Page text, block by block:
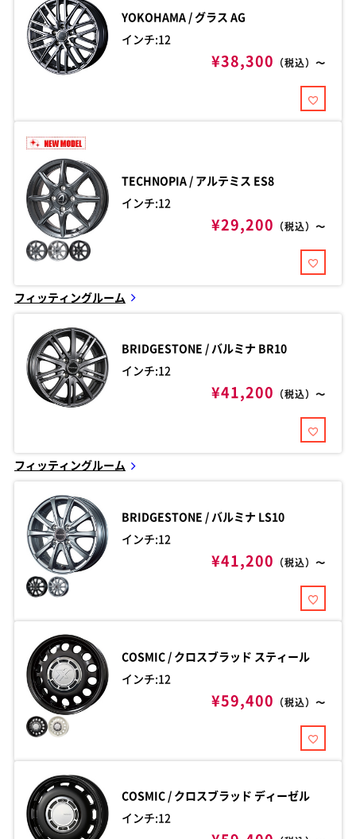
YOKOHAMA / グラス AG
インチ:12
¥38,300 （税込）〜
TECHNOPIA / アルテミス ES8
インチ:12
¥29,200 （税込）〜
フィッティングルーム
BRIDGESTONE / バルミナ BR10
インチ:12
¥41,200 （税込）〜
フィッティングルーム
BRIDGESTONE / バルミナ LS10
インチ:12
¥41,200 （税込）〜
COSMIC / クロスブラッド スティール
インチ:12
¥59,400 （税込）〜
COSMIC / クロスブラッド ディーゼル
インチ:12